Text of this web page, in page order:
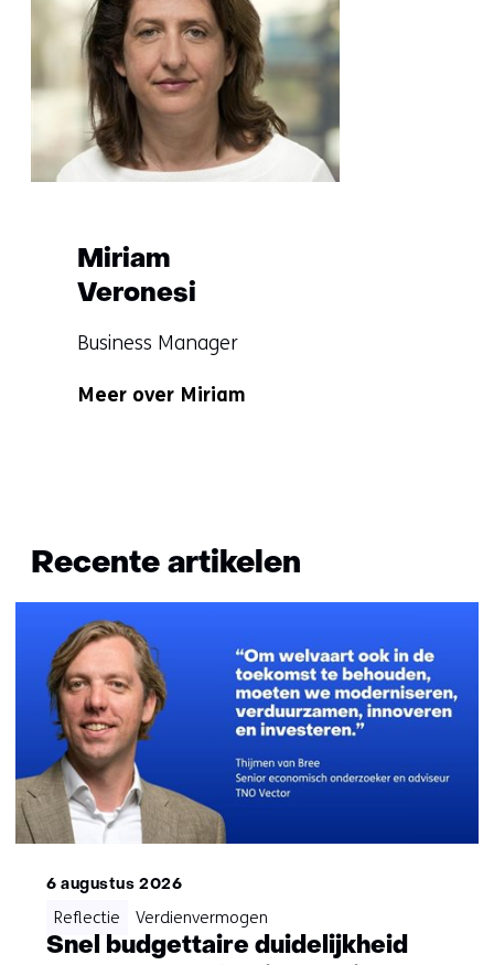
over
(Vragen?
Neem
contact
met
Miriam
Veronesi
Functie:
Business Manager
niet
Meer over Miriam
naar
Neem
contact
met
mij
op)
Recente artikelen
6 augustus 2026
Snel budgettaire duidelijkheid
Reflectie Verdienvermogen